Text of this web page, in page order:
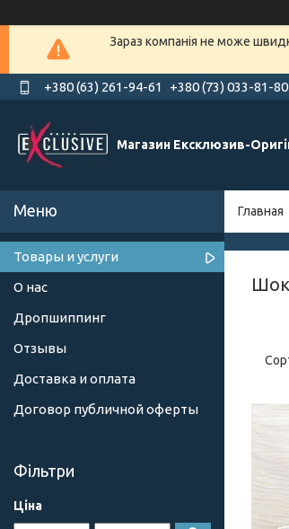
Зараз компанія не може
+380 (63) 261-94-61 +380 (73) 033-81-80
Магазин Ексклюзив-
Главная
Товары и услуги
О нас
Дропшиппинг
Отзывы
Доставка и оплата
Договор публичной оферты
Фільтри
Ціна